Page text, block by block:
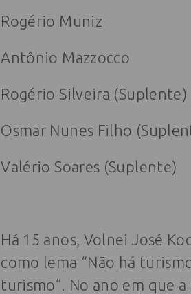
Rogério Muniz
Antônio Mazzocco
Rogério Silveira (Suplente)
Osmar Nunes Filho
Valério Soares (Suplente)
Há 15 anos, Volnei José
como lema “Não há
turismo”. No ano em que